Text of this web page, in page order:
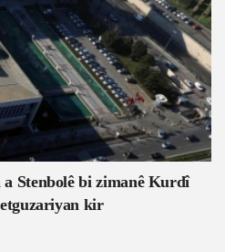
Stenbolê bi zimanê Kurdî
kir